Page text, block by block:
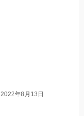
2022年8月13日